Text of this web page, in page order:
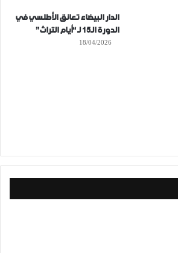
الدار البيضاء تعانق الأطلسي في
الدورة الـ15 لـ “أيام التراث”
18/04/2026